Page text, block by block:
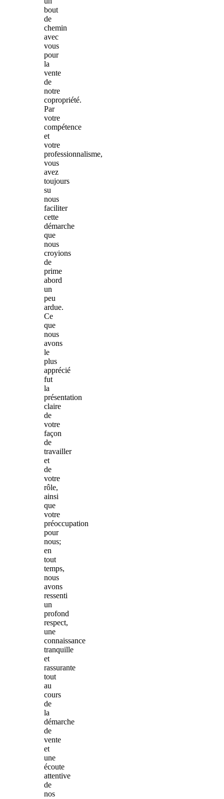
bout
de
chemin
avec
vous
pour
la
vente
de
notre
copropriété.
Par
votre
compétence
et
votre
professionnalisme,
vous
avez
toujours
su
nous
faciliter
cette
démarche
que
nous
croyions
de
prime
abord
un
peu
ardue.
Ce
que
nous
avons
le
plus
apprécié
fut
la
présentation
claire
de
votre
façon
de
travailler
et
de
votre
rôle,
ainsi
que
votre
préoccupation
pour
nous;
en
tout
temps,
nous
avons
ressenti
un
profond
respect,
une
connaissance
tranquille
et
rassurante
tout
au
cours
de
la
démarche
de
vente
et
une
écoute
attentive
de
nos